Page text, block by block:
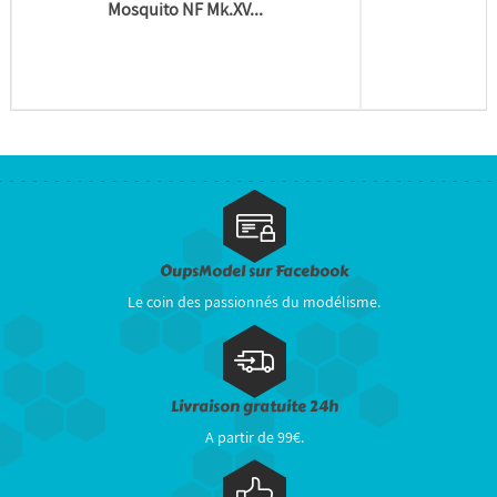
Mosquito NF Mk.XV...
OupsModel sur Facebook
Le coin des passionnés du modélisme.
Livraison gratuite 24h
A partir de 99€.